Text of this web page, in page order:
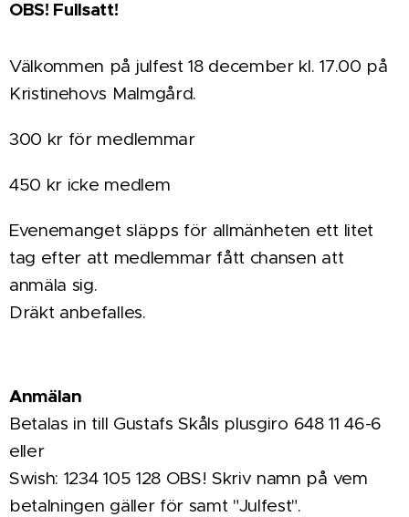
OBS! Fullsatt!
Välkommen på julfest 18 december kl. 17.00 på
Kristinehovs Malmgård.
300 kr för medlemmar
450 kr icke medlem
Evenemanget släpps för allmänheten ett litet
tag efter att medlemmar fått chansen att
anmäla sig.
Dräkt anbefalles.
Anmälan
Betalas in till Gustafs Skåls plusgiro 648 11 46-6
eller
Swish: 1234 105 128 OBS! Skriv namn på vem
betalningen gäller för samt "Julfest".